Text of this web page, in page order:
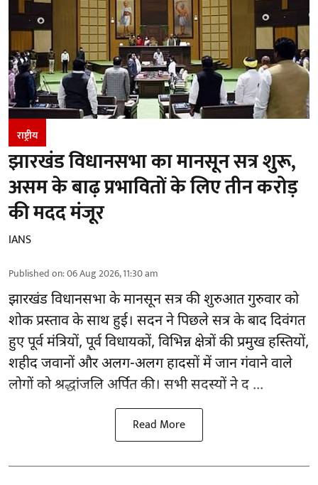
राष्ट्रीय
झारखंड विधानसभा का मानसून सत्र शुरू,
असम के बाढ़ प्रभावितों के लिए तीन करोड़
की मदद मंजूर
IANS
Published on:06 Aug 2026, 11:30 am
झारखंडविधानसभा के मानसून सत्र की शुरुआत गुरुवार को
शोक प्रस्ताव के साथ हुई। सदन ने पिछले सत्र के बाद दिवंगत
हुए पूर्व मंत्रियों, पूर्व विधायकों, विभिन्न क्षेत्रों की प्रमुख हस्तियों,
शहीद जवानों और अलग-अलग हादसों में जान गंवाने वाले
लोगों को श्रद्धांजलि अर्पित की। सभी सदस्यों ने द ...
Read More